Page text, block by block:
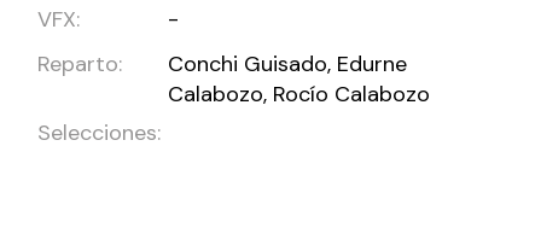
VFX:
-
Reparto:
Conchi Guisado, Edurne
Calabozo, Rocío Calabozo
Selecciones: